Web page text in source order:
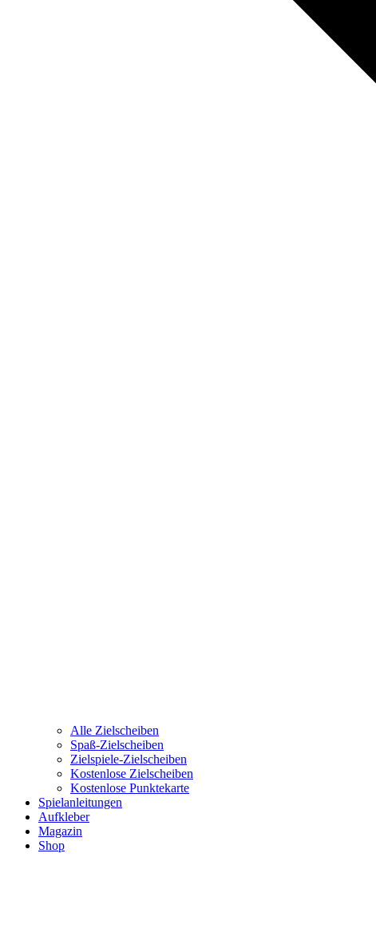
Alle Zielscheiben
Spaß-Zielscheiben
Zielspiele-Zielscheiben
Kostenlose Zielscheiben
Kostenlose Punktekarte
Spielanleitungen
Aufkleber
Magazin
Shop